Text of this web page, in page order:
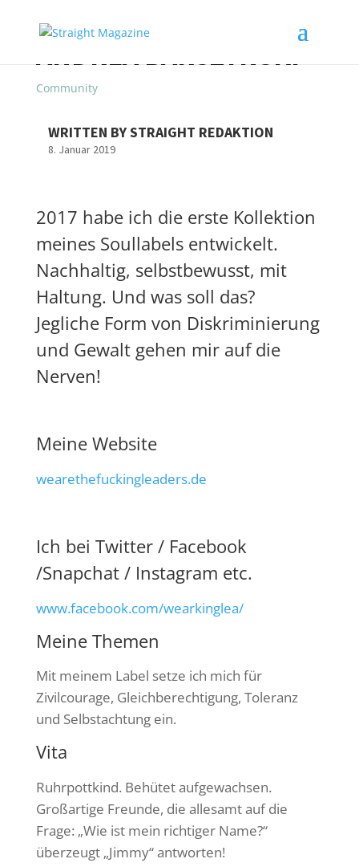
ANDREA BARSZYNSKI
Community
WRITTEN BY STRAIGHT REDAKTION
8. Januar 2019
2017 habe ich die erste Kollektion
meines Soullabels entwickelt.
Nachhaltig, selbstbewusst, mit
Haltung. Und was soll das?
Jegliche Form von Diskriminierung
und Gewalt gehen mir auf die
Nerven!
Meine Website
wearethefuckingleaders.de
Ich bei Twitter / Facebook
/Snapchat / Instagram etc.
www.facebook.com/wearkinglea/
Meine Themen
Mit meinem Label setze ich mich für
Zivilcourage, Gleichberechtigung, Toleranz
und Selbstachtung ein.
Vita
Ruhrpottkind. Behütet aufgewachsen.
Großartige Freunde, die allesamt auf die
Frage: „Wie ist mein richtiger Name?“
überzeugt „Jimmy“ antworten!